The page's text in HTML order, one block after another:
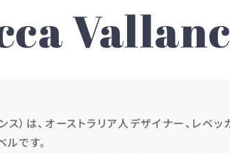
アウター
）は、オーストラリア人デザイナー、レベ
です。